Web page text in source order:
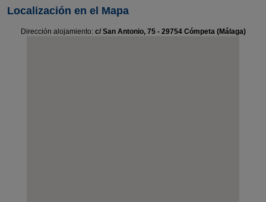
Localización en el Mapa
Dirección alojamiento: c/ San Antonio, 75 - 29754 Cómpeta (Málaga)